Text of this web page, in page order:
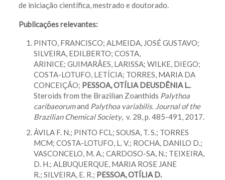
de iniciação científica, mestrado e doutorado.
Publicações relevantes:
PINTO, FRANCISCO; ALMEIDA, JOSÉ GUSTAVO;
SILVEIRA, EDILBERTO; COSTA,
ARINICE; GUIMARÃES, LARISSA; WILKE, DIEGO;
COSTA-LOTUFO, LETÍCIA; TORRES, MARIA DA
CONCEIÇÃO; PESSOA, OTÍLIA DEUSDÊNIA L..
Steroids from the Brazilian Zoanthids Palythoa
caribaeorumand Palythoa variabilis. Journal of the
Brazilian Chemical Society, v. 28, p. 485-491, 2017.
ÁVILA F. N.; PINTO FCL; SOUSA, T. S.; TORRES
MCM; COSTA-LOTUFO, L. V.; ROCHA, DANILO D.;
VASCONCELO, M. A.; CARDOSO-SA, N.; TEIXEIRA,
D. H.; ALBUQUERQUE, MARIA ROSE JANE
R.; SILVEIRA, E. R.; PESSOA, OTÍLIA D.